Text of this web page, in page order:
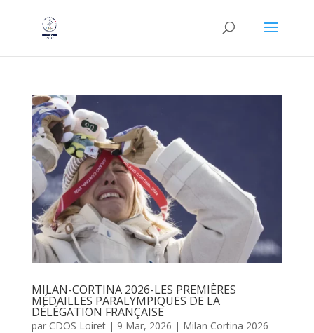
MILAN-CORTINA 2026-LES PREMIÈRES
MÉDAILLES PARALYMPIQUES DE LA
DÉLÉGATION FRANÇAISE
par CDOS Loiret| 9 Mar, 2026 | Milan Cortina 2026